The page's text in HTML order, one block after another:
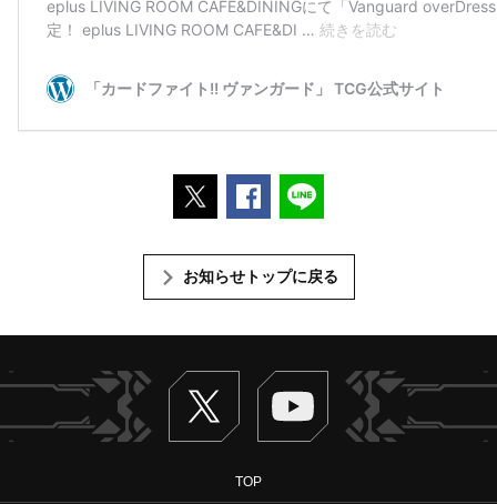
ポストするFacebookでシェアする
お知らせトップに戻る
Twitter ヴァンガードch
TOP